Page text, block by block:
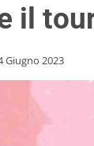
il
Giugno 2023